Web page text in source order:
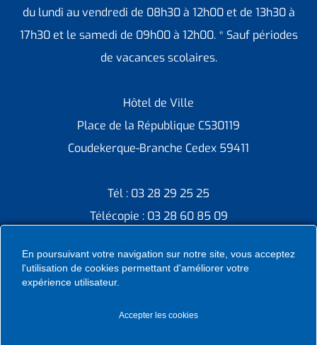
du lundi au vendredi de 08h30 à 12h00 et de 13h30 à
17h30 et le samedi de 09h00 à 12h00. * Sauf périodes
de vacances scolaires.
Hôtel de Ville
Place de la République CS30119
Coudekerque-Branche Cedex 59411
Tél : 03 28 29 25 25
Télécopie : 03 28 60 85 09
Ville de Coudekerque-Branche – Tous droits réservés ©
En poursuivant votre navigation sur notre site, vous acceptez
l'utilisation de cookies permettant d'améliorer votre
expérience utilisateur.
Accepter les cookies